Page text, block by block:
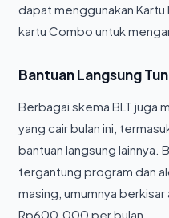
dapat menggunakan Kartu
kartu Combo untuk
Bantuan Langsung
Berbagai skema BLT juga
yang cair bulan ini,
bantuan langsung lainnya.
tergantung program dan
masing, umumnya
Rp600.000 per bulan.